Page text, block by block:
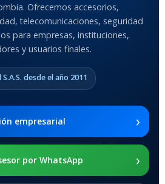
Anti-Shock
MODELO DE TABLETS
COMPATIBLES
2021 SM-x200 / Samsung
Galaxy Tab A8 10.5 2021 SM-
x205
SOPORTE DE APOYO
Ofrecemos accesorios,
telecomunicaciones, seguridad
para empresas, instituciones,
y usuarios finales.
desde el año 2011
empresarial ›
por WhatsApp ›